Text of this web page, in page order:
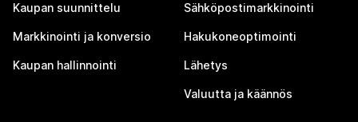
Kaupan suunnittelu
Markkinointi ja konversio
Kaupan hallinnointi
Sähköpostimarkkinointi
Hakukoneoptimointi
Lähetys
Valuutta ja käännös